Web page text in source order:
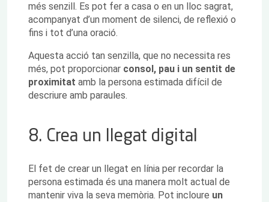
més senzill. Es pot fer a casa o en un lloc sagrat,
acompanyat d’un moment de silenci, de reflexió o
fins i tot d’una oració.
Aquesta acció tan senzilla, que no necessita res
més, pot proporcionar consol, pau i un sentit de
proximitat amb la persona estimada difícil de
descriure amb paraules.
8. Crea un llegat digital
El fet de crear un llegat en línia per recordar la
persona estimada és una manera molt actual de
mantenir viva la seva memòria. Pot incloure un